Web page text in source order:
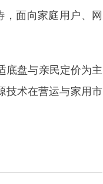
面向家庭用户、网
底盘与亲民定价为主
技术在营运与家用市